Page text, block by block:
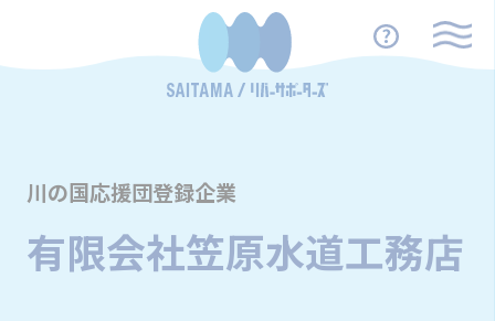
川の国応援団登録企業
有限会社笠原水道工務店